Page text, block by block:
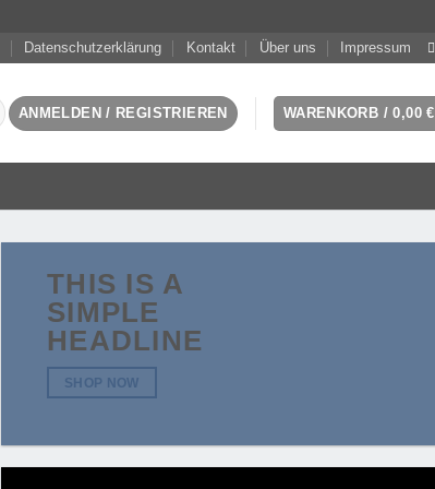
Datenschutzerklärung Kontakt Über uns Impressum
ANMELDEN / REGISTRIEREN WARENKORB /0,00€
THIS IS A
SIMPLE
HEADLINE
SHOP NOW